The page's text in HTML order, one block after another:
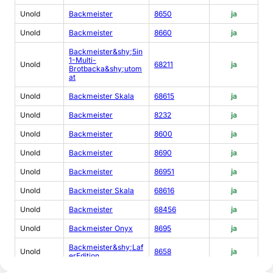
Unold Backmeister 8650 ja
Unold Backmeister 8660 ja
Unold
Backmeister&shy;5in
1-Multi-
Brotbacka&shy;utom
at
68211 ja
Unold Backmeister Skala 68615 ja
Unold Backmeister 8232 ja
Unold Backmeister 8600 ja
Unold Backmeister 8690 ja
Unold Backmeister 86951 ja
Unold Backmeister Skala 68616 ja
Unold Backmeister 68456 ja
Unold Backmeister Onyx 8695 ja
Unold
Backmeister&shy;Laf
erEdition
8658 ja